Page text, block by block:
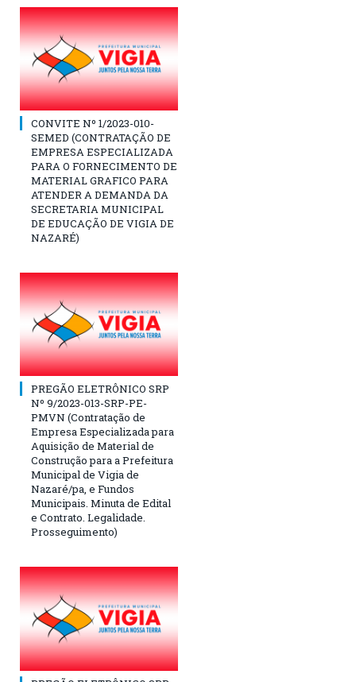
CONVITE Nº 1/2023-010-
SEMED (CONTRATAÇÃO DE
EMPRESA ESPECIALIZADA
PARA O FORNECIMENTO DE
MATERIAL GRAFICO PARA
ATENDER A DEMANDA DA
SECRETARIA MUNICIPAL
DE EDUCAÇÃO DE VIGIA DE
NAZARÉ)
PREGÃO ELETRÔNICO SRP
Nº 9/2023-013-SRP-PE-
PMVN (Contratação de
Empresa Especializada para
Aquisição de Material de
Construção para a Prefeitura
Municipal de Vigia de
Nazaré/pa, e Fundos
Municipais. Minuta de Edital
e Contrato. Legalidade.
Prosseguimento)